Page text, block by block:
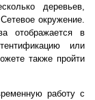
деревьев,
окружение.
отображается в
или
также пройти
работу с